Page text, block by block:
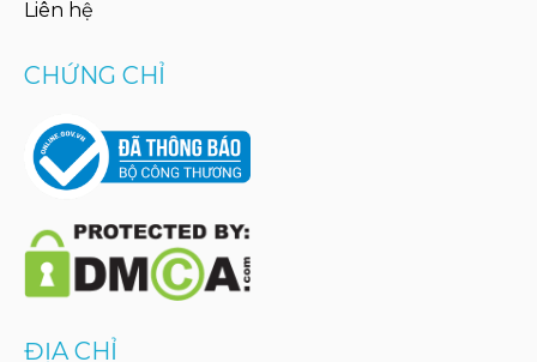
Liên hệ
CHỨNG CHỈ
ĐỊA CHỈ